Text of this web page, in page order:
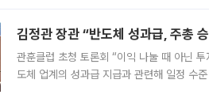
김정관 장관 “반도체 성과급, 주총
관훈클럽 초청 토론회 “이익 나눌 때 아닌
도체 업계의 성과급 지급과 관련해 일정 수